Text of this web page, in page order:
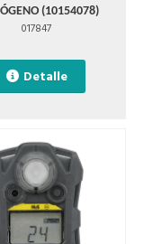
(10154078)
017847
Detalle